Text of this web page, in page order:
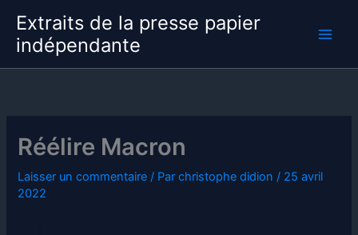
contenu
Extraits de la presse papier
indépendante
Réélire Macron
Laisser un commentaire / Parchristophe didion / 25 avril
2022